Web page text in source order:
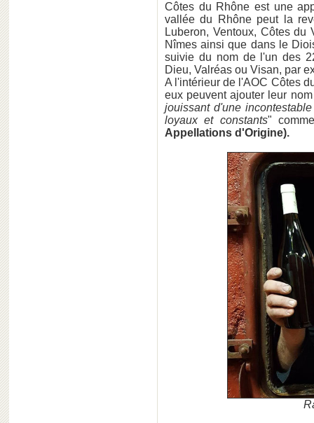
Côtes du Rhône est une
vallée du Rhône peut la
Luberon, Ventoux, Côtes du
Nîmes ainsi que dans le
suivie du nom de l'un des
Dieu, Valréas ou Visan, par
A l'intérieur de l'AOC Côtes
eux peuvent ajouter leur
jouissant d'une
loyaux et constants"
Appellations d'Origine).